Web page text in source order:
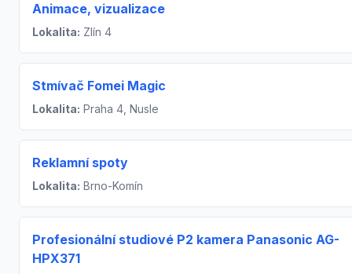
Animace, vizualizace
Lokalita: Zlín 4
Stmívač Fomei Magic
Lokalita: Praha 4, Nusle
Reklamní spoty
Lokalita: Brno-Komín
Profesionální studiové P2 kamera Panasonic AG-
HPX371